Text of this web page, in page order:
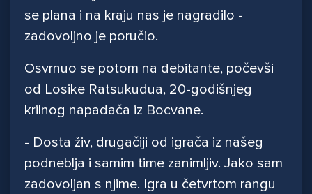
se plana i na kraju nas je nagradilo -
zadovoljno je poručio.
Osvrnuo se potom na debitante, počevši
od Losike Ratsukudua, 20-godišnjeg
krilnog napadača iz Bocvane.
- Dosta živ, drugačiji od igrača iz našeg
podneblja i samim time zanimljiv. Jako sam
zadovoljan s njime. Igra u četvrtom rangu